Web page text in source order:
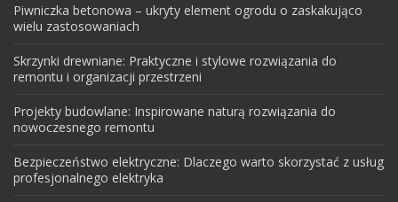
Piwniczka betonowa – ukryty element ogrodu o zaskakująco
wielu zastosowaniach
Skrzynki drewniane: Praktyczne i stylowe rozwiązania do
remontu i organizacji przestrzeni
Projekty budowlane: Inspirowane naturą rozwiązania do
nowoczesnego remontu
Bezpieczeństwo elektryczne: Dlaczego warto skorzystać z usług
profesjonalnego elektryka